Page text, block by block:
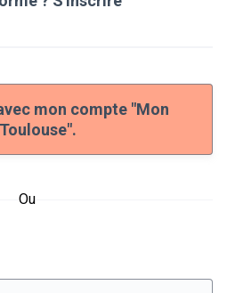
mon compte "Mon
Toulouse".
Ou